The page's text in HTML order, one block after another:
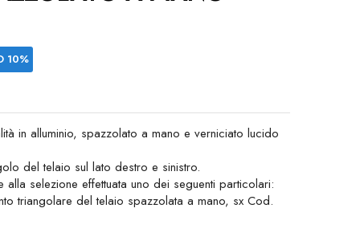
10%
in alluminio, spazzolato a mano e verniciato lucido
del telaio sul lato destro e sinistro.
selezione effettuata uno dei seguenti particolari:
triangolare del telaio spazzolata a mano, sx Cod.